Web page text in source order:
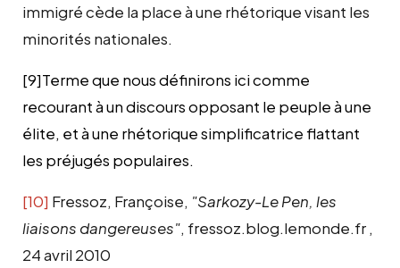
immigré cède la place à une rhétorique visant les
minorités nationales.
[9]Terme que nous définirons ici comme
recourant à un discours opposant le peuple à une
élite, et à une rhétorique simplificatrice flattant
les préjugés populaires.
[10] Fressoz, Françoise, "Sarkozy-Le Pen, les
liaisons dangereuses", fressoz.blog.lemonde.fr ,
24 avril 2010